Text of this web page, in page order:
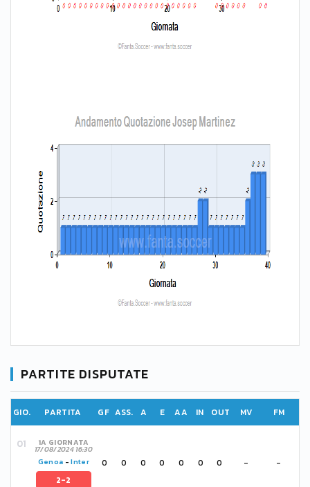
PARTITE DISPUTATE
GIO. PARTITA GF ASS. A E AA IN OUT MV FM
1A GIORNATA
17/08/2024 16:30
Genoa -Inter
2-2
0 0 0 0 0 0 0 - -